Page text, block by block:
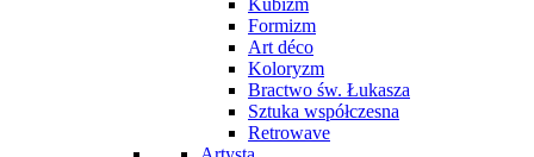
Kubizm
Formizm
Art déco
Koloryzm
Bractwo św. Łukasza
Sztuka współczesna
Retrowave